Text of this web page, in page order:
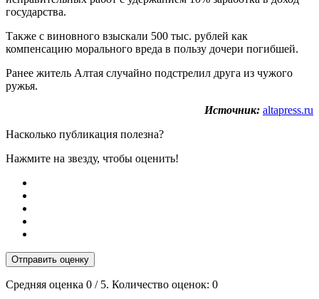
государства.
Также с виновного взыскали 500 тыс. рублей как
компенсацию морального вреда в пользу дочери погибшей.
Ранее житель Алтая случайно подстрелил друга из чужого
ружья.
Источник: altapress.ru
Насколько публикация полезна?
Нажмите на звезду, чтобы оценить!
Отправить оценку
Средняя оценка 0 / 5. Количество оценок: 0